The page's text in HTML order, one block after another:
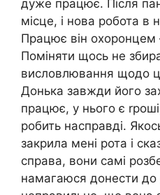
дуже працює. Після
місце, і нова робота в
Працює він охоронцем
Поміняти щось не
висловлювання щодо
Донька завжди його
працює, у нього є
робить насправді.
закрила мені рота і
справа, вони самі
намагаюся донести